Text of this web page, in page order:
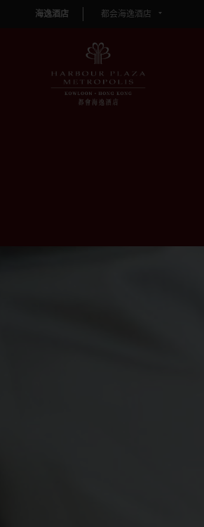
海逸酒店 都会海逸酒店